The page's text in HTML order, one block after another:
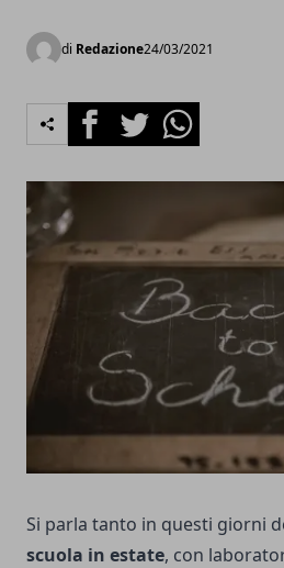
di Redazione24/03/2021
FacebookTwitterWhatsapp
Si parla tanto in questi giorni
scuola in estate, con